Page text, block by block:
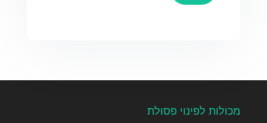
מכולות לפינוי פסולת